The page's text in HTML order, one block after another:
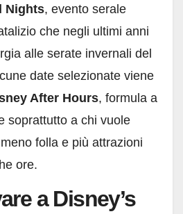
Nights, evento serale
che negli ultimi anni
alle serate invernali del
date selezionate viene
After Hours, formula a
soprattutto a chi vuole
folla e più attrazioni
ore.
a Disney’s